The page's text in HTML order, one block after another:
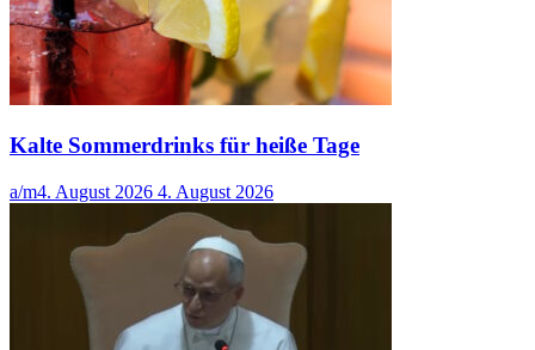
Kalte Sommerdrinks für heiße Tage
a/m4. August 2026 4. August 2026